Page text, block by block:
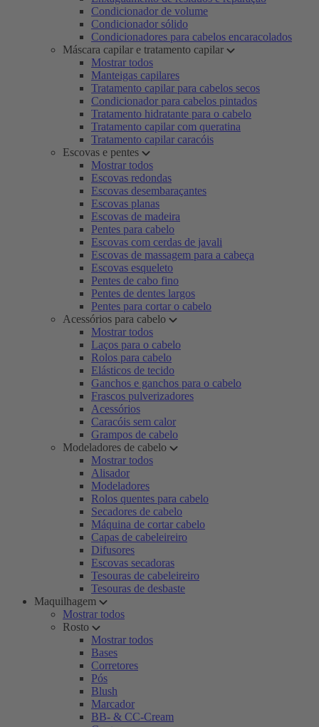
Condicionador de volume
Condicionador sólido
Condicionadores para cabelos encaracolados
Máscara capilar e tratamento capilar
Mostrar todos
Manteigas capilares
Tratamento capilar para cabelos secos
Condicionador para cabelos pintados
Tratamento hidratante para o cabelo
Tratamento capilar com queratina
Tratamento capilar caracóis
Escovas e pentes
Mostrar todos
Escovas redondas
Escovas desembaraçantes
Escovas planas
Escovas de madeira
Pentes para cabelo
Escovas com cerdas de javali
Escovas de massagem para a cabeça
Escovas esqueleto
Pentes de cabo fino
Pentes de dentes largos
Pentes para cortar o cabelo
Acessórios para cabelo
Mostrar todos
Laços para o cabelo
Rolos para cabelo
Elásticos de tecido
Ganchos e ganchos para o cabelo
Frascos pulverizadores
Acessórios
Caracóis sem calor
Grampos de cabelo
Modeladores de cabelo
Mostrar todos
Alisador
Modeladores
Rolos quentes para cabelo
Secadores de cabelo
Máquina de cortar cabelo
Capas de cabeleireiro
Difusores
Escovas secadoras
Tesouras de cabeleireiro
Tesouras de desbaste
Maquilhagem
Mostrar todos
Rosto
Mostrar todos
Bases
Corretores
Pós
Blush
Marcador
BB- & CC-Cream